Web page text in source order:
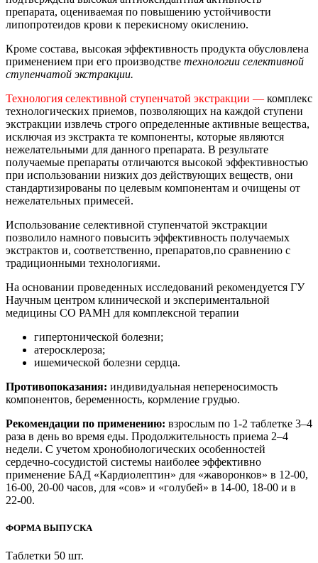
препарата, оцениваемая по повышению устойчивости
липопротеидов крови к перекисному окислению.
Кроме состава, высокая эффективность продукта обусловлена
применением при его производстве технологии селективной
ступенчатой экстракции.
Технология селективной ступенчатой экстракции — комплекс
технологических приемов, позволяющих на каждой ступени
экстракции извлечь строго определенные активные вещества,
исключая из экстракта те компоненты, которые являются
нежелательными для данного препарата. В результате
получаемые препараты отличаются высокой эффективностью
при использовании низких доз действующих веществ, они
стандартизированы по целевым компонентам и очищены от
нежелательных примесей.
Использование селективной ступенчатой экстракции
позволило намного повысить эффективность получаемых
экстрактов и, соответственно, препаратов,по сравнению с
традиционными технологиями.
На основании проведенных исследований рекомендуется ГУ
Научным центром клинической и экспериментальной
медицины СО РАМН для комплексной терапии
гипертонической болезни;
атеросклероза;
ишемической болезни сердца.
Противопоказания: индивидуальная непереносимость
компонентов, беременность, кормление грудью.
Рекомендации по применению: взрослым по 1-2 таблетке 3–4
раза в день во время еды. Продолжительность приема 2–4
недели. С учетом хронобиологических особенностей
сердечно-сосудистой системы наиболее эффективно
применение БАД «Кардиолептин» для «жаворонков» в 12-00,
16-00, 20-00 часов, для «сов» и «голубей» в 14-00, 18-00 и в
22-00.
ФОРМА ВЫПУСКА
Таблетки 50 шт.